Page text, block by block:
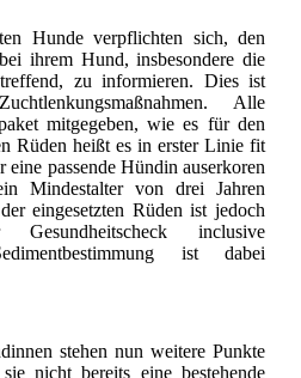
Hunde verpflichten sich, den
ihrem Hund, insbesondere die
zu informieren. Dies ist
Alle
mitgegeben, wie es für den
Rüden heißt es in erster Linie fit
passende Hündin auserkoren
Mindestalter von drei Jahren
eingesetzten Rüden ist jedoch
inclusive
ist dabei
stehen nun weitere Punkte
nicht bereits eine bestehende